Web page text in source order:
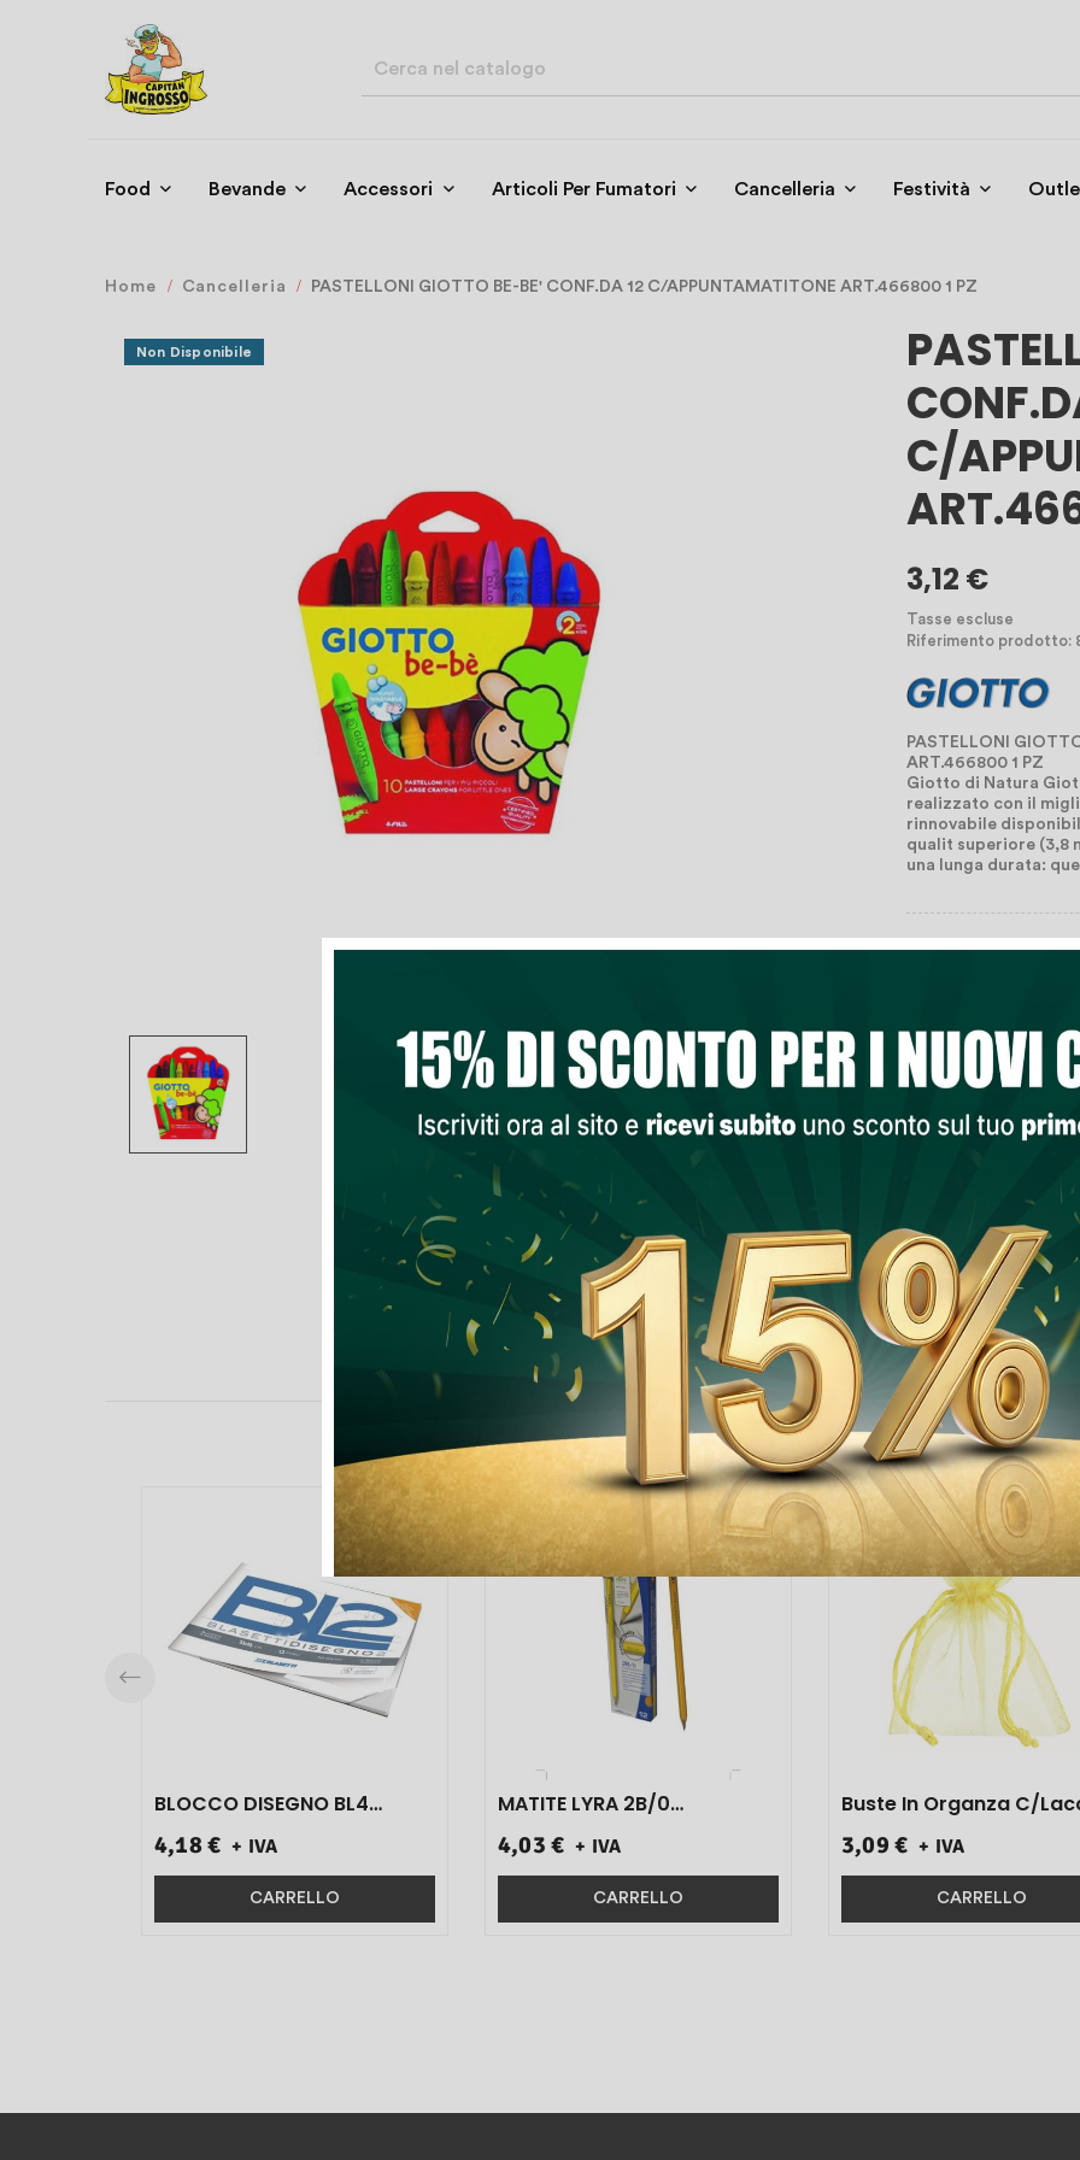
Food Bevande Accessori Articoli Per Fumatori Cancelleria Festività
Home Cancelleria PASTELLONI GIOTTO BE-BE' CONF.DA 12 C/APPUNTAMATITONE ART.466800 1 PZ
Non Disponibile
C/
3,12 €
Tasse escluse
Riferimento prodotto:
PASTELLONI
ART.466800 1 PZ
Giotto di Natura
realizzato con il
rinnovabile
qualit superiore (3,8
una lunga durata:
Aggiungi Al
Lista Dei
Non disponibile
PRODOTTI NELLA STESSA CATEGORIA
BLOCCO DISEGNO BL4
4,18 € + IVA
CARRELLO
MATITE LYRA 2B/0
4,03 € + IVA
CARRELLO
Buste In Organza C/
3,09 € + IVA
CARRELLO